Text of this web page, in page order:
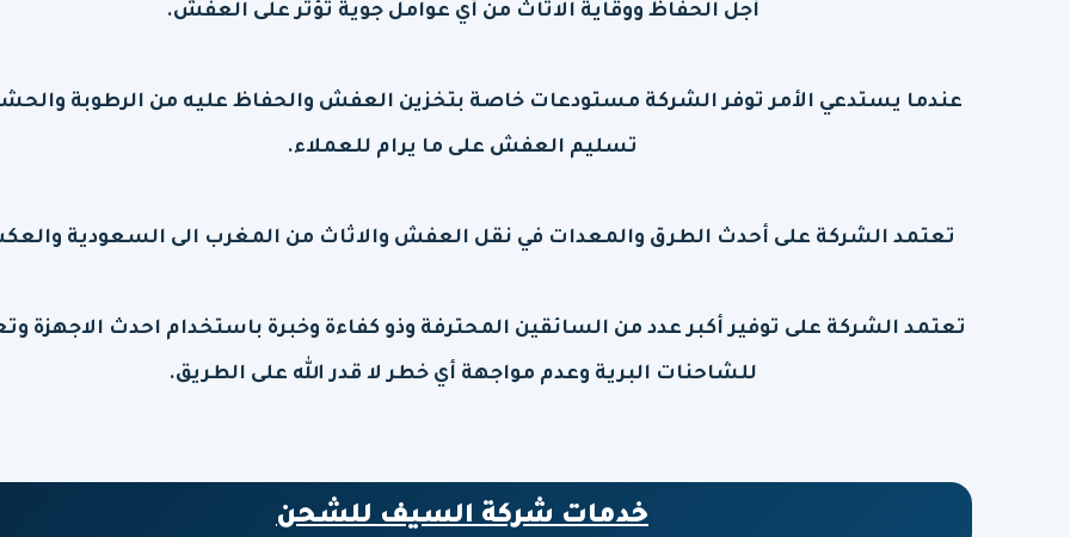
أجل الحفاظ ووقاية الاثاث من أي عوامل جوية تؤثر على العفش.
عندما يستدعي الأمر توفر الشركة مستودعات خاصة بتخزين العفش والحفاظ عليه من الرطوبة
تسليم العفش على ما يرام للعملاء.
تعتمد الشركة على أحدث الطرق والمعدات في نقل العفش والاثاث من المغرب الى السعودية
تعتمد الشركة على توفير أكبر عدد من السائقين المحترفة وذو كفاءة وخبرة باستخدام احدث الاجهزة
للشاحنات البرية وعدم مواجهة أي خطر لا قدر الله على الطريق.
خدمات شركة السيف للشحن